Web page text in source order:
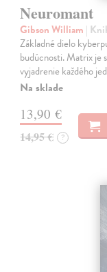
Neuromant
Gibson William |
Základné dielo
budúcnosti. Matrix je
vyjadrenie každého
Na sklade
13,90 €
14,95 € ?